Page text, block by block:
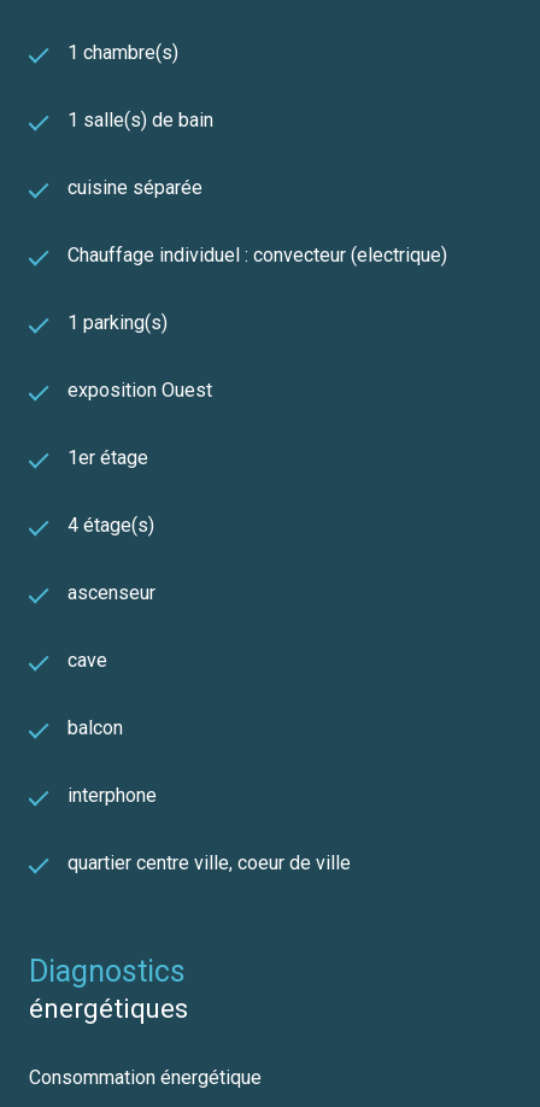
1 chambre(s)
1 salle(s) de bain
cuisine séparée
Chauffage individuel : convecteur (electrique)
1 parking(s)
exposition Ouest
1er étage
4 étage(s)
ascenseur
cave
balcon
interphone
quartier centre ville, coeur de ville
diagnostics
énergétiques
Consommation énergétique